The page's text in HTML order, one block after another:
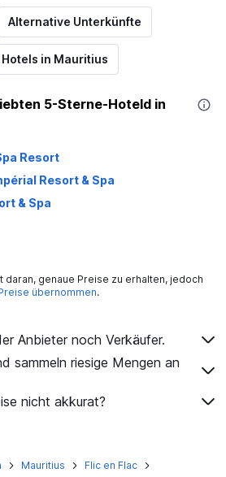
Alternative Unterkünfte
Hotels in Mauritius
5-Sterne-Hoteld in
Resort
Resort & Spa
& Spa
daran, genaue Preise zu erhalten, jedoch
übernommen.
Anbieter noch Verkäufer.
sammeln riesige Mengen an
nicht akkurat?
Mauritius Flic en Flac